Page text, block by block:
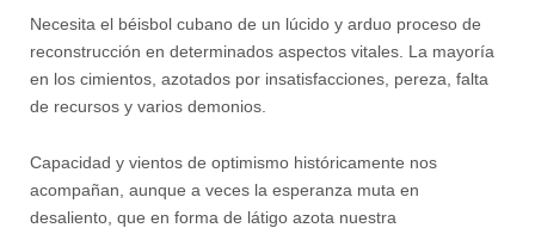
Necesita el béisbol cubano de un lúcido y arduo proceso de
reconstrucción en determinados aspectos vitales. La mayoría
en los cimientos, azotados por insatisfacciones, pereza, falta
de recursos y varios demonios.
Capacidad y vientos de optimismo históricamente nos
acompañan, aunque a veces la esperanza muta en
desaliento, que en forma de látigo azota nuestra